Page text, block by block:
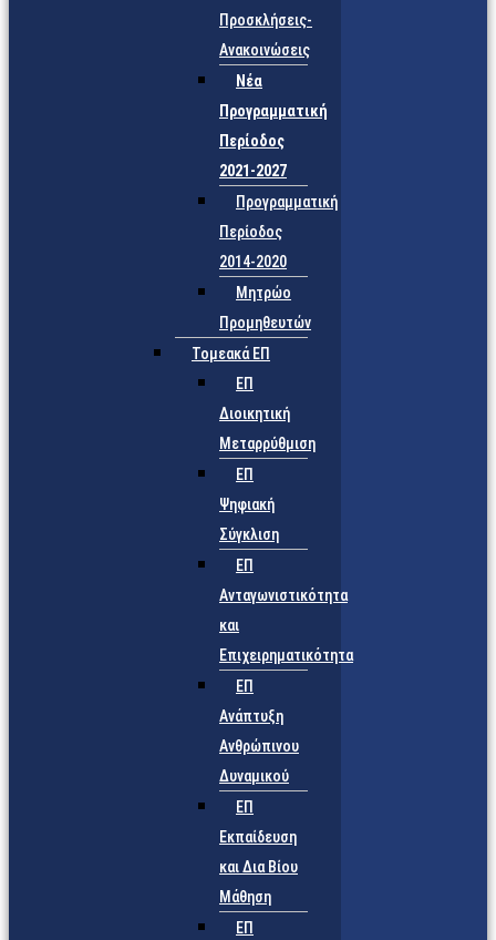
Προσκλήσεις-
Ανακοινώσεις
Νέα
Προγραμματική
Περίοδος
2021-2027
Προγραμματική
Περίοδος
2014-2020
Μητρώο
Προμηθευτών
Τομεακά ΕΠ
ΕΠ
Διοικητική
Μεταρρύθμιση
ΕΠ
Ψηφιακή
Σύγκλιση
ΕΠ
Ανταγωνιστικότητα
και
Επιχειρηματικότητα
ΕΠ
Ανάπτυξη
Ανθρώπινου
Δυναμικού
ΕΠ
Εκπαίδευση
και Δια Βίου
Μάθηση
ΕΠ